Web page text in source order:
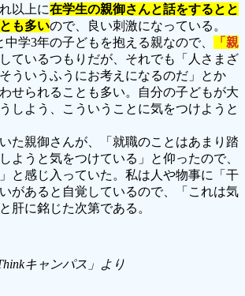
以上に在学生の親御さんと話をするとと
も多いので、良い刺激になっている。
学3年の子どもを抱える親なので、
「親
ているつもりだが、それでも「人さまざ
ういうふうにお考えになるのだ」とか
せられることも多い。自分の子どもが大
しよう、こういうことに気をつけようと
た親御さんが、「就職のことはあまり踏
ようと気をつけている」と仰ったので、
と感じ入っていた。私は人や物事に「干
があると自覚しているので、「これは気
肝に銘じた次第である。
キャンパス」より